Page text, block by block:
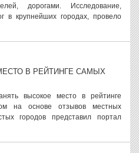
дорогами. Исследование,
в крупнейших городах, провело
В РЕЙТИНГЕ САМЫХ
высокое место в рейтинге
на основе отзывов местных
городов представил портал